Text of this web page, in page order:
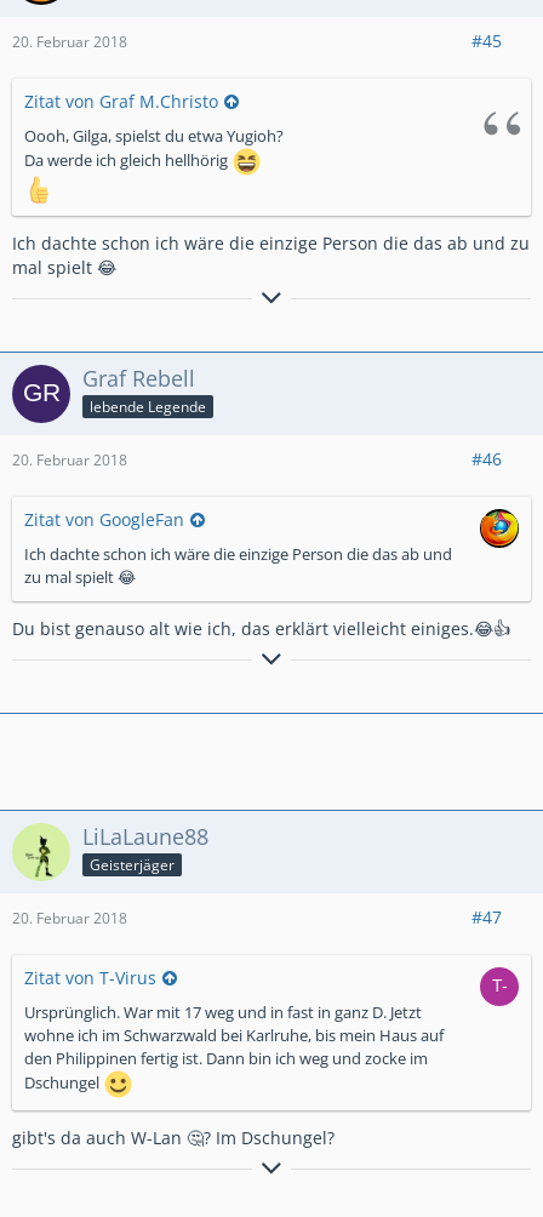
20. Februar 2018 #45
Zitat von Graf M.Christo
Oooh, Gilga, spielst du etwa Yugioh?
Da werde ich gleich hellhörig
Ich dachte schon ich wäre die einzige Person die das ab und zu
mal spielt 😂
"If life won‘t wait, I guess it‘s up to me!"
Graf Rebell
lebende Legende
20. Februar 2018 #46
Zitat von GoogleFan
Ich dachte schon ich wäre die einzige Person die das ab und
zu mal spielt 😂
Du bist genauso alt wie ich, das erklärt vielleicht einiges.😂👍
"Es kommt nicht darauf an, dem Leben mehr Jahre zu geben,
LiLaLaune88
Geisterjäger
20. Februar 2018 #47
Zitat von T-Virus
Ursprünglich. War mit 17 weg und in fast in ganz D. Jetzt
wohne ich im Schwarzwald bei Karlruhe, bis mein Haus auf
den Philippinen fertig ist. Dann bin ich weg und zocke im
Dschungel
gibt's da auch W-Lan 🤔? Im Dschungel?